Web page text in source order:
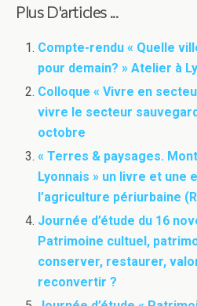
Plus D'articles ...
Compte-rendu « Quelle
pour demain? » Atelier à
Colloque « Vivre en
vivre le secteur
octobre
« Terres & paysages.
Lyonnais » un livre et une
l’agriculture périurbaine
Journée d’étude du 16
Patrimoine cultuel,
conserver, restaurer,
reconvertir ?